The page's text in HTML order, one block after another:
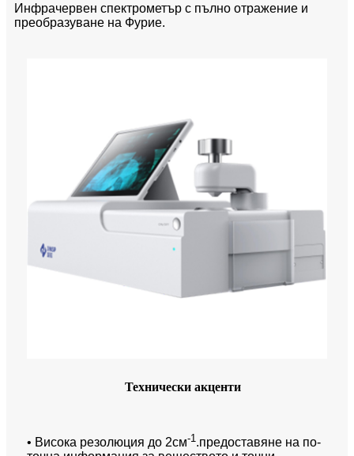
Инфрачервен спектрометър с пълно отражение и
преобразуване на Фурие.
Технически акценти
• Висока резолюция до 2см-1 .предоставяне на по-